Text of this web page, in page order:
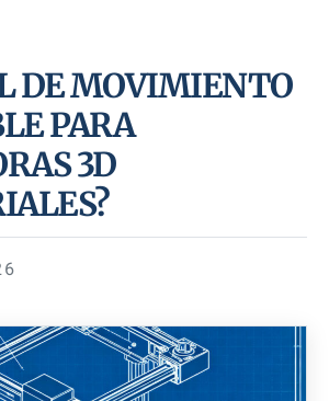
DE MOVIMIENTO
PARA
3D